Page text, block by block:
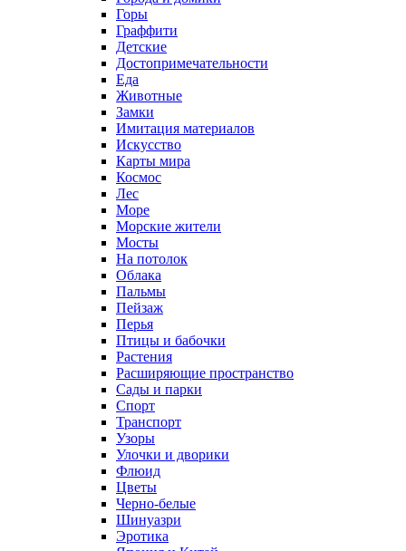
Горы
Граффити
Детские
Достопримечательности
Еда
Животные
Замки
Имитация материалов
Искусство
Карты мира
Космос
Лес
Море
Морские жители
Мосты
На потолок
Облака
Пальмы
Пейзаж
Перья
Птицы и бабочки
Растения
Расширяющие пространство
Сады и парки
Спорт
Транспорт
Узоры
Улочки и дворики
Флюид
Цветы
Черно-белые
Шинуазри
Эротика